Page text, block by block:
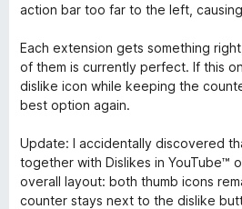
action bar too far to the left,
Each extension gets something
of them is currently perfect. If this
dislike icon while keeping the
best option again.
Update: I accidentally discovered
together with Dislikes in YouTube™
overall layout: both thumb icons
counter stays next to the dislike